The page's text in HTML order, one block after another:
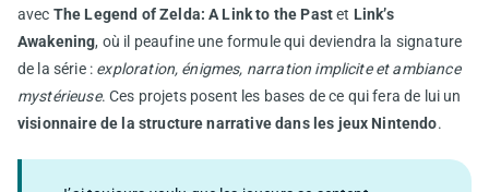
avec The Legend of Zelda: A Link to the Pastet Link’s
Awakening, où il peaufine une formule qui deviendra la signature
de la série : exploration, énigmes, narration implicite et ambiance
mystérieuse. Ces projets posent les bases de ce qui fera de lui un
visionnaire de la structure narrative dans les jeux Nintendo.